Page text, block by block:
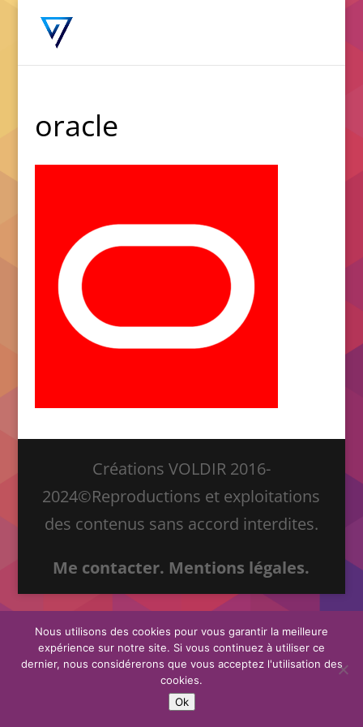
oracle
Créations VOLDIR 2016-
2024©Reproductions et exploitations
des contenus sans accord interdites.
Me contacter. Mentions légales.
Nous utilisons des cookies pour vous garantir la meilleure
expérience sur notre site. Si vous continuez à utiliser ce
dernier, nous considérerons que vous acceptez l'utilisation des
cookies.
Ok